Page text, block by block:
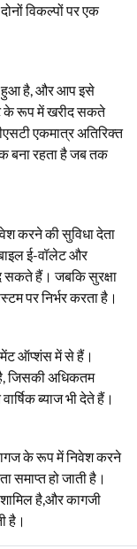
विकल्पों पर एक
हुआ है, और आप इसे
के रूप में खरीद सकते
एकमात्र अतिरिक्त
बना रहता है जब तक
करने की सुविधा देता
ई-वॉलेट और
सकते हैं। जबकि सुरक्षा
पर निर्भर करता है।
ऑप्शंस में से हैं।
जिसकी अधिकतम
ब्याज भी देते हैं।
के रूप में निवेश करने
हो जाती है।
है,और कागजी
है।